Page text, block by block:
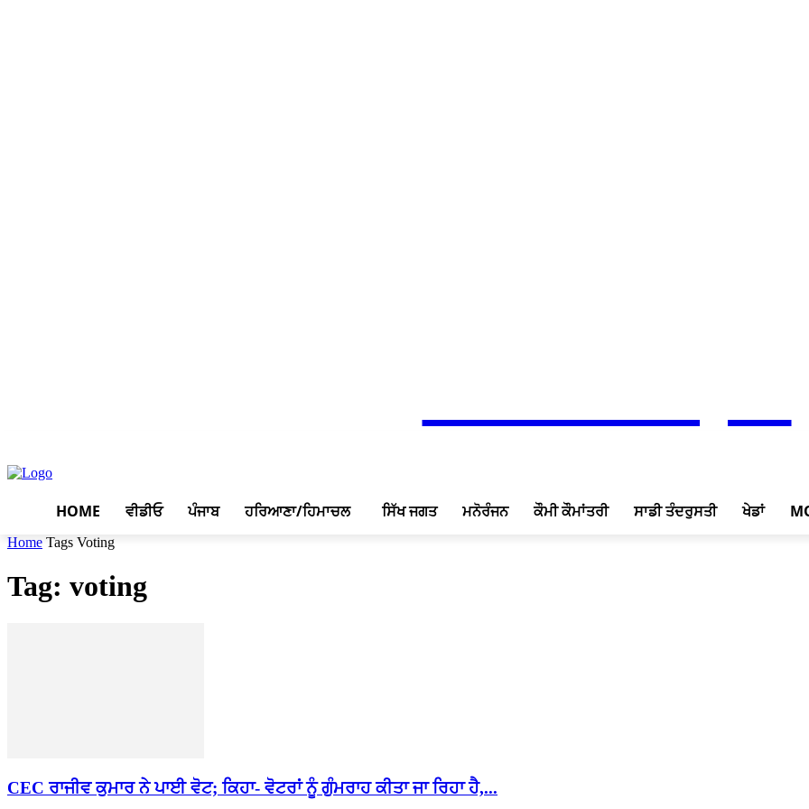
HOME ਵੀਡੀਓ ਪੰਜਾਬ ਹਰਿਆਣਾ/ਹਿਮਾਚਲ ਸਿੱਖ ਜਗਤ ਮਨੋਰੰਜਨ ਕੌਮੀ ਕੌਮਾਂਤਰੀ ਸਾਡੀ ਤੰਦਰੁਸਤੀ ਖੇਡਾਂ
Home Tags Voting
Tag: voting
CEC ਰਾਜੀਵ ਕੁਮਾਰ ਨੇ ਪਾਈ ਵੋਟ; ਕਿਹਾ- ਵੋਟਰਾਂ ਨੂੰ ਗੁੰਮਰਾਹ ਕੀਤਾ ਜਾ ਰਿਹਾ ਹੈ,...